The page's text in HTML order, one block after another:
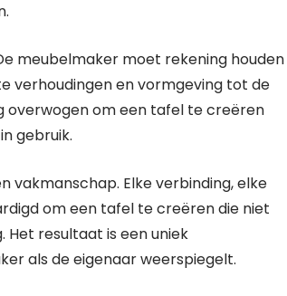
meubelmaker moet rekening houden
verhoudingen en vormgeving tot de
overwogen om een tafel te creëren
gebruik.
vakmanschap. Elke verbinding, elke
om een tafel te creëren die niet
Het resultaat is een uniek
als de eigenaar weerspiegelt.